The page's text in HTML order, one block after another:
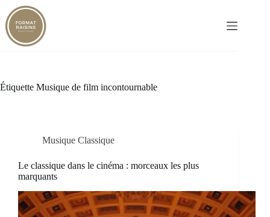
Passer
au
contenu
Étiquette Musique de film incontournable
Musique Classique
Le classique dans le cinéma : morceaux les plus
marquants